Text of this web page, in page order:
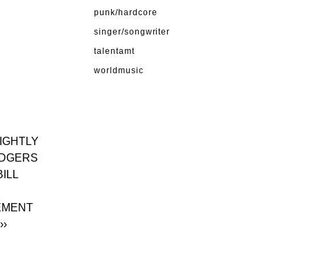
››
punk/hardcore
singer/songwriter
talentamt
worldmusic